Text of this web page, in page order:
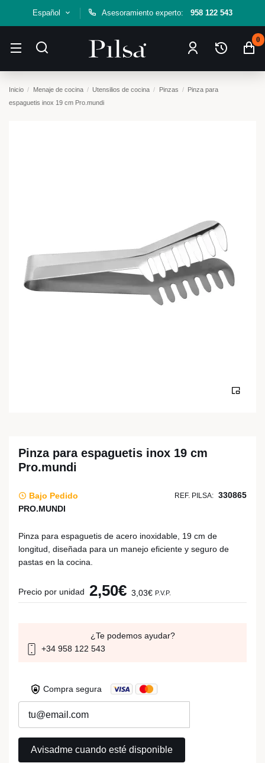
Español Asesoramiento experto: 958 122 543
0
Inicio Menaje de cocina Utensilios de cocina Pinzas
Pinza para
espaguetis inox 19 cm Pro.mundi
Pinza para espaguetis inox 19 cm
Pro.mundi
Bajo Pedido REF. PILSA: 330865
PRO.MUNDI
Pinza para espaguetis de acero inoxidable, 19 cm de
longitud, diseñada para un manejo eficiente y seguro de
pastas en la cocina.
Precio por unidad 2,50€ 3,03€ P.V.P.
¿Te podemos ayudar?
+34 958 122 543
Compra segura